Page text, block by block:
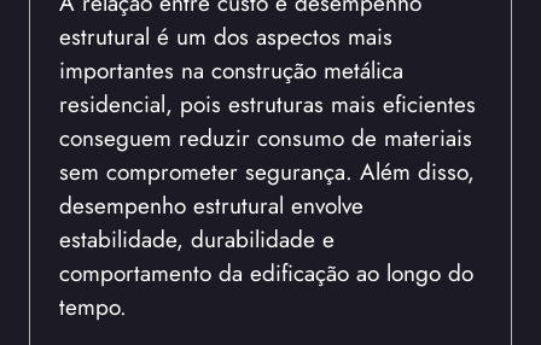
estrutural é um dos aspectos mais
importantes na construção metálica
residencial, pois estruturas mais eficientes
conseguem reduzir consumo de materiais
sem comprometer segurança. Além disso,
desempenho estrutural envolve
estabilidade, durabilidade e
comportamento da edificação ao longo do
tempo.